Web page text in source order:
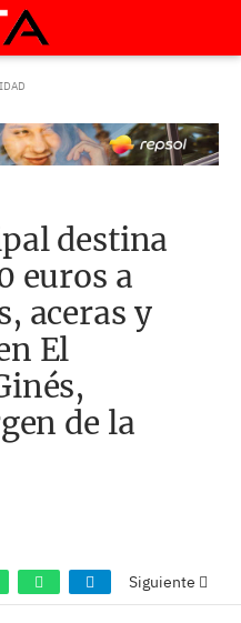
destina
euros a
aceras y
El
de la
Siguiente